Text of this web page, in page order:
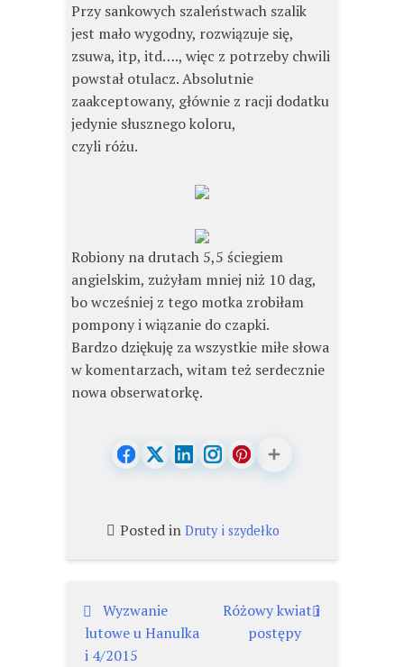
Przy sankowych szaleństwach szalik
jest mało wygodny, rozwiązuje się,
zsuwa, itp, itd…., więc z potrzeby chwili
powstał otulacz. Absolutnie
zaakceptowany, głównie z racji dodatku
jedynie słusznego koloru,
czyli różu.
Robiony na drutach 5,5 ściegiem
angielskim, zużyłam mniej niż 10 dag,
bo wcześniej z tego motka zrobiłam
pompony i wiązanie do czapki.
Bardzo dziękuję za wszystkie miłe słowa
w komentarzach, witam też serdecznie
nowa obserwatorkę.
Posted in Druty i szydełko
Nawigacja
wpisu
Wyzwanie
lutowe u Hanulka
i 4/2015
Różowy kwiat i
postępy